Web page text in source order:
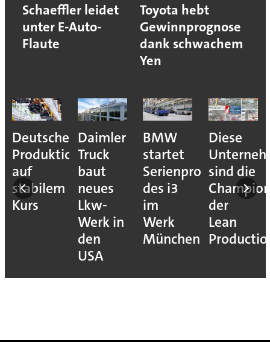
Schaeffler leidet
unter E-Auto-
Flaute
Toyota hebt
Gewinnprognose
dank schwachem
Yen
Deutsche
Produktion
auf
stabilem
Kurs
Daimler
Truck
baut
neues
Lkw-
Werk in
den
USA
BMW
startet
Serienproduktion
des i3
im
Werk
München
Diese
sind die
der
Lean